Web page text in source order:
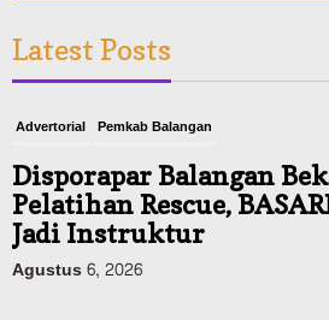
Latest Posts
Advertorial Pemkab Balangan
Disporapar Balangan
Pelatihan Rescue,
Jadi Instruktur
Agustus 6, 2026